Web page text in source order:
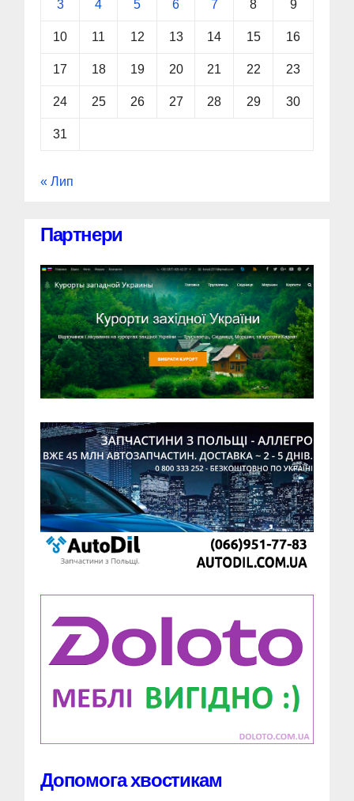
3 4 5 6 7 8 9
10 11 12 13 14 15 16
17 18 19 20 21 22 23
24 25 26 27 28 29 30
31
« Лип
Партнери
Допомога хвостикам